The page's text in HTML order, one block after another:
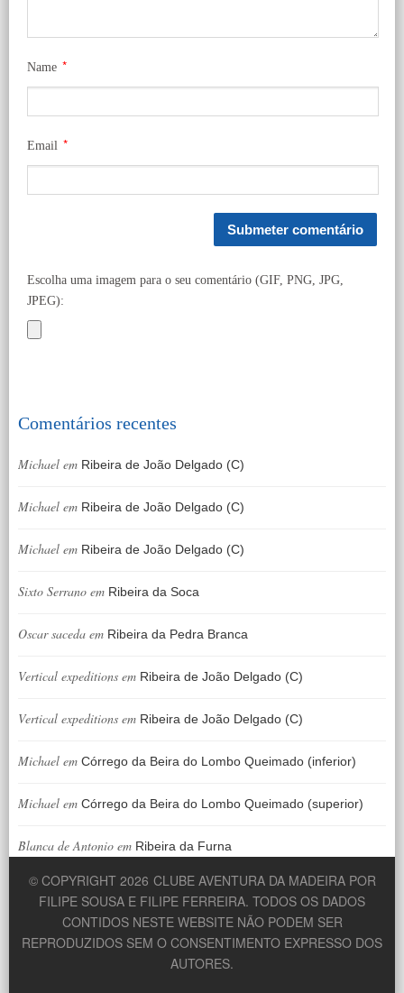
Name *
Email *
Escolha uma imagem para o seu comentário (GIF, PNG, JPG,
JPEG):
Comentários recentes
Michael em Ribeira de João Delgado (C)
Michael em Ribeira de João Delgado (C)
Michael em Ribeira de João Delgado (C)
Sixto Serrano em Ribeira da Soca
Oscar saceda em Ribeira da Pedra Branca
Vertical expeditions em Ribeira de João Delgado (C)
Vertical expeditions em Ribeira de João Delgado (C)
Michael em Córrego da Beira do Lombo Queimado (inferior)
Michael em Córrego da Beira do Lombo Queimado (superior)
Blanca de Antonio em Ribeira da Furna
© COPYRIGHT 2026 CLUBE AVENTURA DA MADEIRA POR
FILIPE SOUSA E FILIPE FERREIRA. TODOS OS DADOS
CONTIDOS NESTE WEBSITE NÃO PODEM SER
REPRODUZIDOS SEM O CONSENTIMENTO EXPRESSO DOS
AUTORES.